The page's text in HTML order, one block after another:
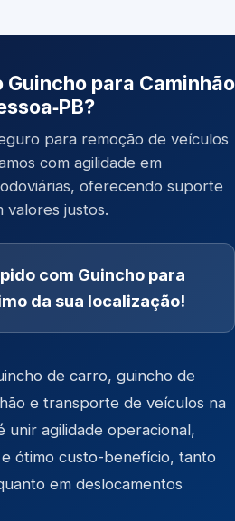
Guincho para Caminhão
para remoção de veículos
com agilidade em
oferecendo suporte
valores justos.
com Guincho para
da sua localização!
de carro, guincho de
e transporte de veículos na
unir agilidade operacional,
ótimo custo-benefício, tanto
em deslocamentos